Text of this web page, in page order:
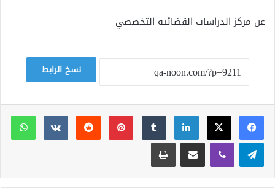
عن مركز الدراسات القضائية التخصصي
نسخ الرابط
لينكدإن ‏Tumblr بينتيريست
‏Reddit
‏VKontakte
تيلقرام ڤايبر مشاركة عبر البريد طباعة